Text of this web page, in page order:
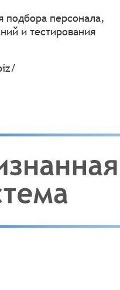
подбора персонала,
и тестирования